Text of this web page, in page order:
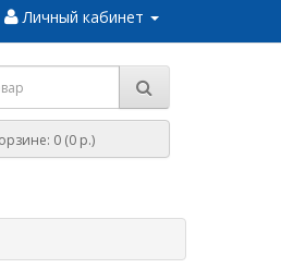
Личный кабинет
0 (0 р.)